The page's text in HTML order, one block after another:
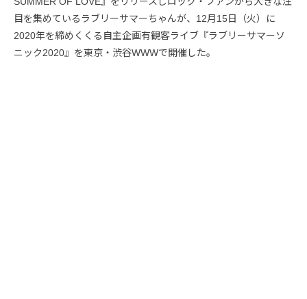
目を集めているラブリーサマーちゃんが、12月15日（火）に
2020年を締めくくる自主企画有観客ライブ『ラブリーサマーソ
ニック2020』を東京・渋谷WWWで開催した。